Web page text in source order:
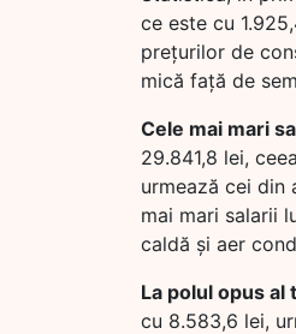
ce este cu
prețurilor de
mică față de
Cele mai mari
29.841,8 lei,
urmează cei din
mai mari salarii
caldă și aer
La polul opus al
cu 8.583,6 lei,